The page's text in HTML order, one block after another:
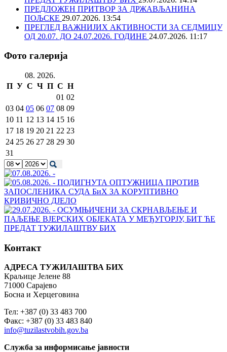
ПРЕДЛОЖЕН ПРИТВОР ЗА ДРЖАВЉАНИНА
ПОЉСКЕ 29.07.2026. 13:54
ПРЕГЛЕД ВАЖНИЈИХ АКТИВНОСТИ ЗА СЕДМИЦУ
ОД 20.07. ДО 24.07.2026. ГОДИНЕ 24.07.2026. 11:17
Фото галерија
08. 2026.
П У С Ч П С Н
01 02
03 04 05 06 07 08 09
10 11 12 13 14 15 16
17 18 19 20 21 22 23
24 25 26 27 28 29 30
31
Контакт
АДРЕСА ТУЖИЛАШТВА БИХ
Краљице Јелене 88
71000 Сарајево
Босна и Херцеговина
Тел: +387 (0) 33 483 700
Факс: +387 (0) 33 483 840
info@tuzilastvobih.gov.ba
Служба за информисање јавности